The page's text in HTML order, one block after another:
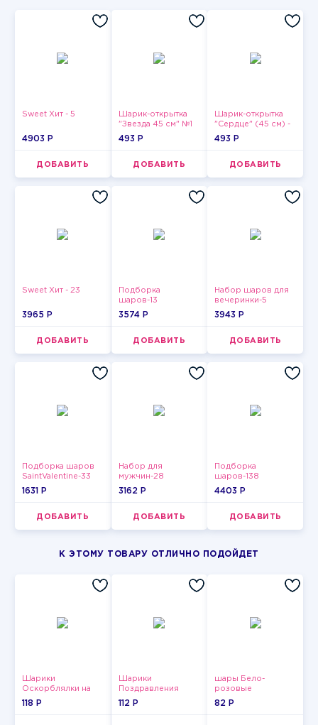
Sweet Хит - 5
4903 P
ДОБАВИТЬ
Шарик-открытка
"Звезда 45 см" №1
493 P
ДОБАВИТЬ
Шарик-открытка
"Сердце" (45 см) -
2
493 P
ДОБАВИТЬ
Sweet Хит - 23
3965 P
ДОБАВИТЬ
Подборка
шаров-13
3574 P
ДОБАВИТЬ
Набор шаров для
вечеринки-5
3943 P
ДОБАВИТЬ
Подборка шаров
SaintValentine-33
1631 P
ДОБАВИТЬ
Набор для
мужчин-28
3162 P
ДОБАВИТЬ
Подборка
шаров-138
4403 P
ДОБАВИТЬ
К ЭТОМУ ТОВАРУ ОТЛИЧНО ПОДОЙДЕТ
Шарики
Оскорблялки на
день рождения для
118 P
Шарики
Поздравления
112 P
шары Бело-
розовые
пастельные
82 P